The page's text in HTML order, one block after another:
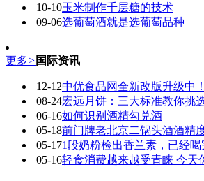
10-10玉米制作千层糖的技术
09-06选葡萄酒就是选葡萄品种
更多> 国际资讯
12-12中优食品网全新改版升级中！
08-24宏远月饼：三大标准教你挑
06-16如何识别酒精勾兑酒
05-18前门牌老北京二锅头酒酒精
05-171段奶粉检出香兰素，已经喝
05-16轻食消费越来越受青睐 今天